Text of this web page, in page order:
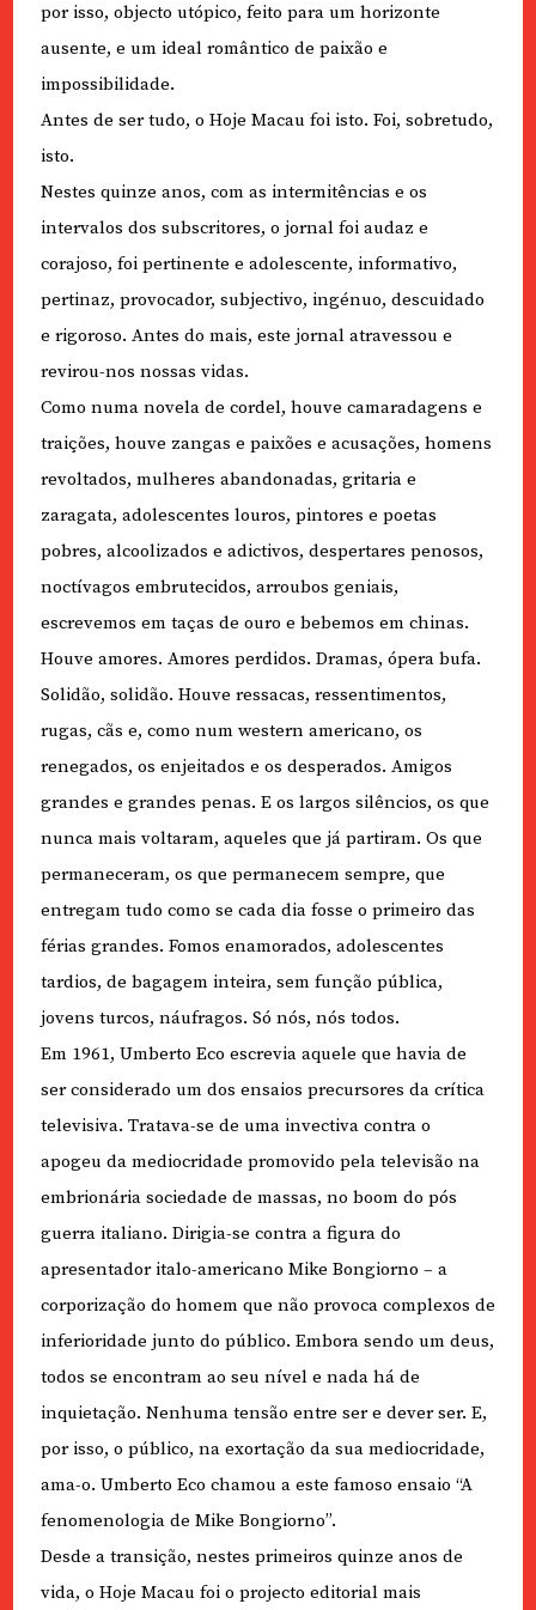
por isso, objecto utópico, feito para um horizonte
ausente, e um ideal romântico de paixão e
impossibilidade.
Antes de ser tudo, o Hoje Macau foi isto. Foi, sobretudo,
isto.
Nestes quinze anos, com as intermitências e os
intervalos dos subscritores, o jornal foi audaz e
corajoso, foi pertinente e adolescente, informativo,
pertinaz, provocador, subjectivo, ingénuo, descuidado
e rigoroso. Antes do mais, este jornal atravessou e
revirou-nos nossas vidas.
Como numa novela de cordel, houve camaradagens e
traições, houve zangas e paixões e acusações, homens
revoltados, mulheres abandonadas, gritaria e
zaragata, adolescentes louros, pintores e poetas
pobres, alcoolizados e adictivos, despertares penosos,
noctívagos embrutecidos, arroubos geniais,
escrevemos em taças de ouro e bebemos em chinas.
Houve amores. Amores perdidos. Dramas, ópera bufa.
Solidão, solidão. Houve ressacas, ressentimentos,
rugas, cãs e, como num western americano, os
renegados, os enjeitados e os desperados. Amigos
grandes e grandes penas. E os largos silêncios, os que
nunca mais voltaram, aqueles que já partiram. Os que
permaneceram, os que permanecem sempre, que
entregam tudo como se cada dia fosse o primeiro das
férias grandes. Fomos enamorados, adolescentes
tardios, de bagagem inteira, sem função pública,
jovens turcos, náufragos. Só nós, nós todos.
Em 1961, Umberto Eco escrevia aquele que havia de
ser considerado um dos ensaios precursores da crítica
televisiva. Tratava-se de uma invectiva contra o
apogeu da mediocridade promovido pela televisão na
embrionária sociedade de massas, no boom do pós
guerra italiano. Dirigia-se contra a figura do
apresentador italo-americano Mike Bongiorno – a
corporização do homem que não provoca complexos de
inferioridade junto do público. Embora sendo um deus,
todos se encontram ao seu nível e nada há de
inquietação. Nenhuma tensão entre ser e dever ser. E,
por isso, o público, na exortação da sua mediocridade,
ama-o. Umberto Eco chamou a este famoso ensaio “A
fenomenologia de Mike Bongiorno”.
Desde a transição, nestes primeiros quinze anos de
vida, o Hoje Macau foi o projecto editorial mais